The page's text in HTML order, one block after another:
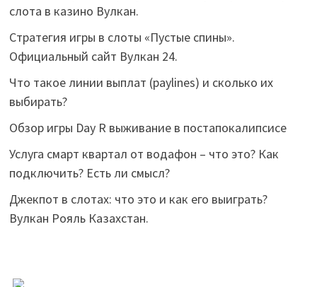
слота в казино Вулкан.
Стратегия игры в слоты «Пустые спины».
Официальный сайт Вулкан 24.
Что такое линии выплат (paylines) и сколько их
выбирать?
Обзор игры Day R выживание в постапокалипсисе
Услуга смарт квартал от водафон – что это? Как
подключить? Есть ли смысл?
Джекпот в слотах: что это и как его выиграть?
Вулкан Рояль Казахстан.